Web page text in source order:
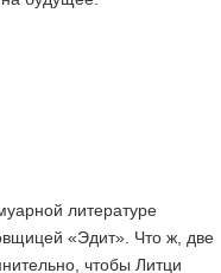
литературе
«Эдит». Что ж, две
чтобы Литци